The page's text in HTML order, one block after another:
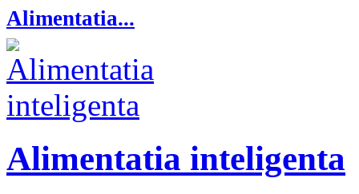
Alimentatia...
Alimentatia inteligenta